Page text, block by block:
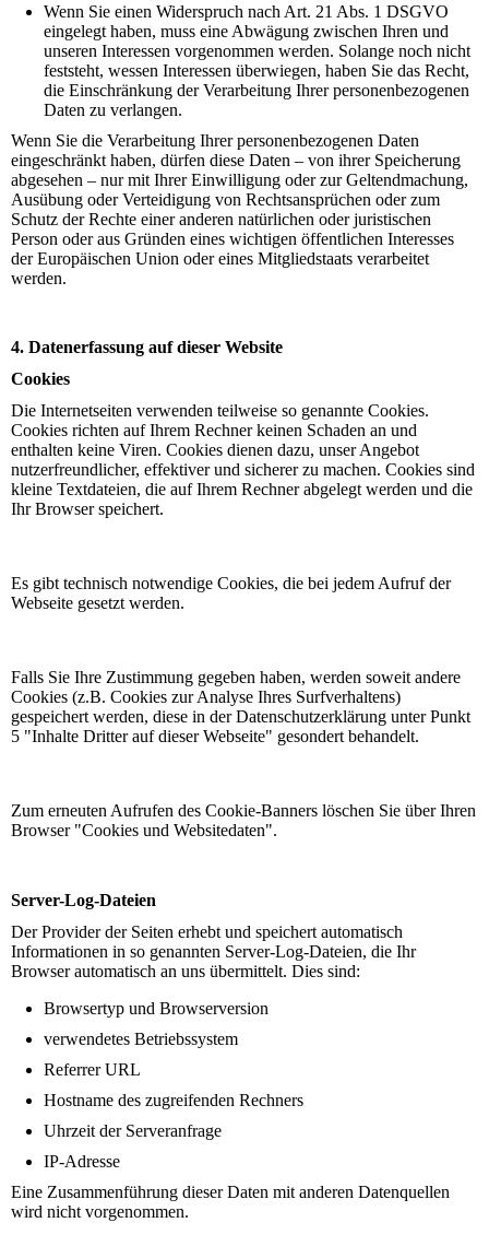
Wenn Sie einen Widerspruch nach Art. 21 Abs. 1 DSGVO
eingelegt haben, muss eine Abwägung zwischen Ihren und
unseren Interessen vorgenommen werden. Solange noch nicht
feststeht, wessen Interessen überwiegen, haben Sie das Recht,
die Einschränkung der Verarbeitung Ihrer personenbezogenen
Daten zu verlangen.
Wenn Sie die Verarbeitung Ihrer personenbezogenen Daten
eingeschränkt haben, dürfen diese Daten – von ihrer Speicherung
abgesehen – nur mit Ihrer Einwilligung oder zur Geltendmachung,
Ausübung oder Verteidigung von Rechtsansprüchen oder zum
Schutz der Rechte einer anderen natürlichen oder juristischen
Person oder aus Gründen eines wichtigen öffentlichen Interesses
der Europäischen Union oder eines Mitgliedstaats verarbeitet
werden.
4. Datenerfassung auf dieser Website
Cookies
Die Internetseiten verwenden teilweise so genannte Cookies.
Cookies richten auf Ihrem Rechner keinen Schaden an und
enthalten keine Viren. Cookies dienen dazu, unser Angebot
nutzerfreundlicher, effektiver und sicherer zu machen. Cookies sind
kleine Textdateien, die auf Ihrem Rechner abgelegt werden und die
Ihr Browser speichert.
Es gibt technisch notwendige Cookies, die bei jedem Aufruf der
Webseite gesetzt werden.
Falls Sie Ihre Zustimmung gegeben haben, werden soweit andere
Cookies (z.B. Cookies zur Analyse Ihres Surfverhaltens)
gespeichert werden, diese in der Datenschutzerklärung unter Punkt
5 "Inhalte Dritter auf dieser Webseite" gesondert behandelt.
Zum erneuten Aufrufen des Cookie-Banners löschen Sie über Ihren
Browser "Cookies und Websitedaten".
Server-Log-Dateien
Der Provider der Seiten erhebt und speichert automatisch
Informationen in so genannten Server-Log-Dateien, die Ihr
Browser automatisch an uns übermittelt. Dies sind:
Browsertyp und Browserversion
verwendetes Betriebssystem
Referrer URL
Hostname des zugreifenden Rechners
Uhrzeit der Serveranfrage
IP-Adresse
Eine Zusammenführung dieser Daten mit anderen Datenquellen
wird nicht vorgenommen.